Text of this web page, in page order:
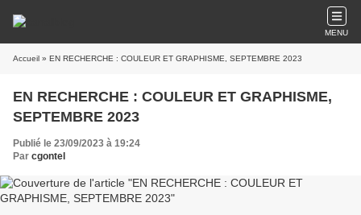
MENU
Accueil » EN RECHERCHE : COULEUR ET GRAPHISME, SEPTEMBRE 2023
EN RECHERCHE : COULEUR ET GRAPHISME,
SEPTEMBRE 2023
Publié le 23/09/2023 à 19:24
Par cgontel